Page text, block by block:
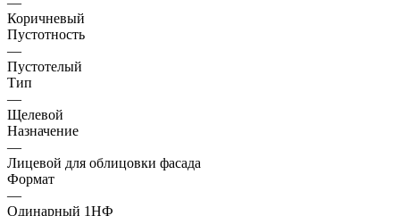
Коричневый
Пустотность
—
Пустотелый
Тип
—
Щелевой
Назначение
—
Лицевой для облицовки фасада
Формат
—
Одинарный 1НФ